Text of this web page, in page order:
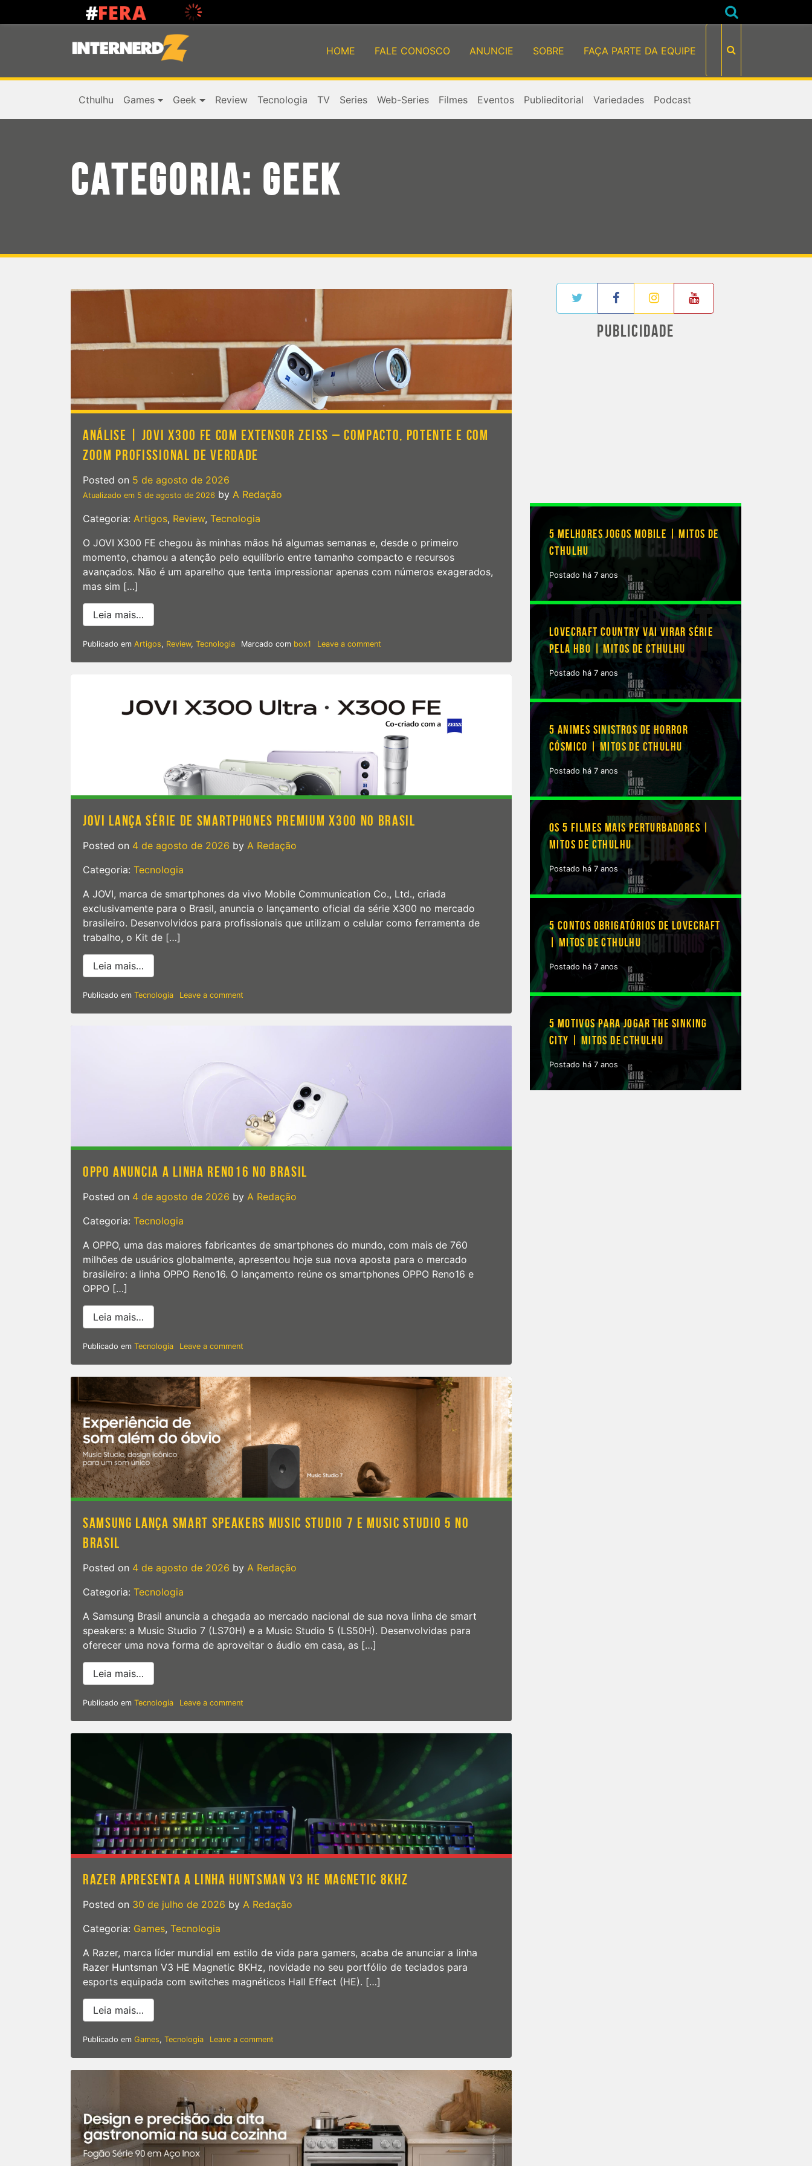
HOME FALE CONOSCO ANUNCIE SOBRE FAÇA PARTE DA EQUIPE
Cthulhu Games Geek Review Tecnologia TV Series Web-Series Filmes Eventos Publieditorial Variedades Podcast
CATEGORIA: GEEK
ANÁLISE | JOVI X300 FE COM EXTENSOR ZEISS – COMPACTO, POTENTE E COM
ZOOM PROFISSIONAL DE VERDADE
Posted on 5 de agosto de 2026
Atualizado em 5 de agosto de 2026 by A Redação
Categoria: Artigos, Review, Tecnologia
O JOVI X300 FE chegou às minhas mãos há algumas semanas e, desde o primeiro
momento, chamou a atenção pelo equilíbrio entre tamanho compacto e recursos
avançados. Não é um aparelho que tenta impressionar apenas com números exagerados,
mas sim […]
Leia mais…
Publicado em Artigos, Review, Tecnologia Marcado com box1 Leave a comment
|
FE
com
Extensor
ZEISS
–
Compacto,
potente
com
zoom
profissional
de
JOVI LANÇA SÉRIE DE SMARTPHONES PREMIUM X300 NO BRASIL
Posted on 4 de agosto de 2026 by A Redação
Categoria: Tecnologia
A JOVI, marca de smartphones da vivo Mobile Communication Co., Ltd., criada
exclusivamente para o Brasil, anuncia o lançamento oficial da série X300 no mercado
brasileiro. Desenvolvidos para profissionais que utilizam o celular como ferramenta de
trabalho, o Kit de […]
Leia mais…
Publicado em Tecnologia Leave a comment
lança
X300
OPPO ANUNCIA A LINHA RENO16 NO BRASIL
Posted on 4 de agosto de 2026 by A Redação
Categoria: Tecnologia
A OPPO, uma das maiores fabricantes de smartphones do mundo, com mais de 760
milhões de usuários globalmente, apresentou hoje sua nova aposta para o mercado
brasileiro: a linha OPPO Reno16. O lançamento reúne os smartphones OPPO Reno16 e
OPPO […]
Leia mais…
Publicado em Tecnologia Leave a comment
anuncia
a
linha
Reno16
no
Brasil
SAMSUNG LANÇA SMART SPEAKERS MUSIC STUDIO 7 E MUSIC STUDIO 5 NO
BRASIL
Posted on 4 de agosto de 2026 by A Redação
Categoria: Tecnologia
A Samsung Brasil anuncia a chegada ao mercado nacional de sua nova linha de smart
speakers: a Music Studio 7 (LS70H) e a Music Studio 5 (LS50H). Desenvolvidas para
oferecer uma nova forma de aproveitar o áudio em casa, as […]
Leia mais…
Publicado em Tecnologia Leave a comment
lança
smart
speakers
Studio
Studio
5
no
Brasil
RAZER APRESENTA A LINHA HUNTSMAN V3 HE MAGNETIC 8KHZ
Posted on 30 de julho de 2026 by A Redação
Categoria: Games, Tecnologia
A Razer, marca líder mundial em estilo de vida para gamers, acaba de anunciar a linha
Razer Huntsman V3 HE Magnetic 8KHz, novidade no seu portfólio de teclados para
esports equipada com switches magnéticos Hall Effect (HE). […]
Leia mais…
Publicado em Games, Tecnologia Leave a comment
apresenta
a
linha
Huntsman
Magnetic
8KHz
PUBLICIDADE
5 MELHORES JOGOS MOBILE | MITOS DE
CTHULHU
Postado há 7 anos
LOVECRAFT COUNTRY VAI VIRAR SÉRIE
PELA HBO | MITOS DE CTHULHU
Postado há 7 anos
5 ANIMES SINISTROS DE HORROR
CÓSMICO | MITOS DE CTHULHU
Postado há 7 anos
OS 5 FILMES MAIS PERTURBADORES |
MITOS DE CTHULHU
Postado há 7 anos
5 CONTOS OBRIGATÓRIOS DE LOVECRAFT
| MITOS DE CTHULHU
Postado há 7 anos
5 MOTIVOS PARA JOGAR THE SINKING
CITY | MITOS DE CTHULHU
Postado há 7 anos